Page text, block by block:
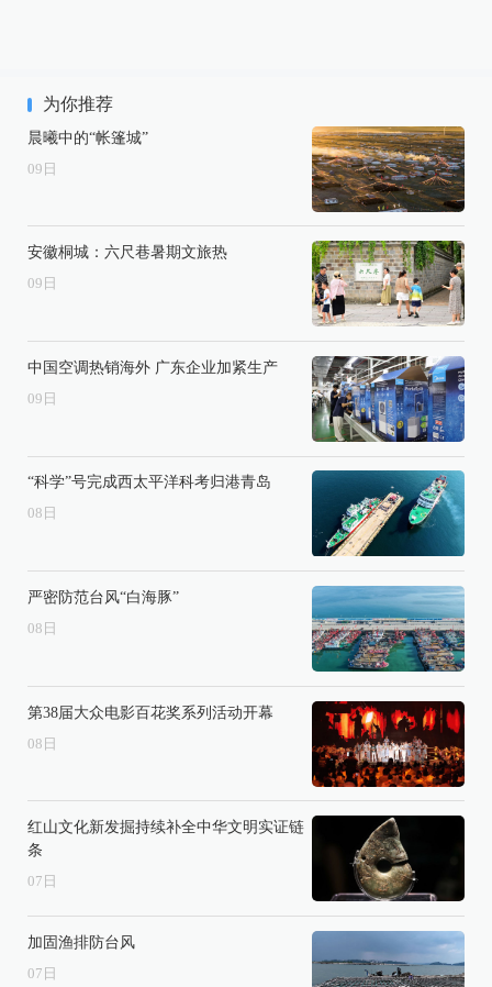
为你推荐
晨曦中的“帐篷城”
09 日
安徽桐城：六尺巷暑期文旅热
09 日
中国空调热销海外 广东企业加紧生产
09 日
“科学”号完成西太平洋科考归港青岛
08 日
严密防范台风“白海豚”
08 日
第38届大众电影百花奖系列活动开幕
08 日
红山文化新发掘持续补全中华文明实证链
条
07 日
加固渔排防台风
07 日